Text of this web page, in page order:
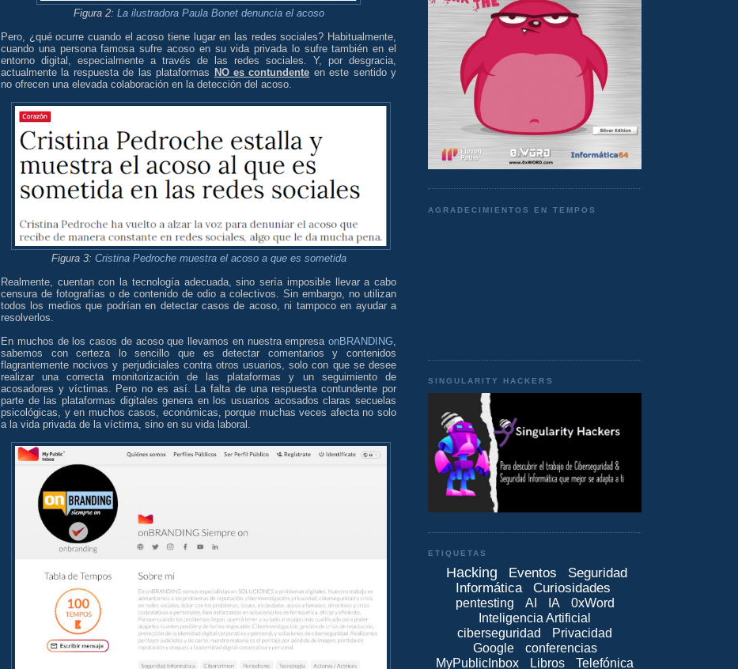
Figura 2: La ilustradora Paula Bonet denuncia el acoso
Pero, ¿qué ocurre cuando el acoso tiene lugar en las redes sociales? Habitualmente,
cuando una persona famosa sufre acoso en su vida privada lo sufre también en el
entorno digital, especialmente a través de las redes sociales. Y, por desgracia,
actualmente la respuesta de las plataformas NO es contundente en este sentido y
no ofrecen una elevada colaboración en la detección del acoso.
Figura 3: Cristina Pedroche muestra el acoso a que es sometida
Realmente, cuentan con la tecnología adecuada, sino sería imposible llevar a cabo
censura de fotografías o de contenido de odio a colectivos. Sin embargo, no utilizan
todos los medios que podrían en detectar casos de acoso, ni tampoco en ayudar a
resolverlos.
En muchos de los casos de acoso que llevamos en nuestra empresa onBRANDING
sabemos con certeza lo sencillo que es detectar comentarios y contenidos
flagrantemente nocivos y perjudiciales contra otros usuarios, solo con que se desee
realizar una correcta monitorización de las plataformas y un seguimiento de
acosadores y víctimas. Pero no es así. La falta de una respuesta contundente por
parte de las plataformas digitales genera en los usuarios acosados claras secuelas
psicológicas, y en muchos casos, económicas, porque muchas veces afecta no solo
a la vida privada de la víctima, sino en su vida laboral.
AGRADECIMIENTOS EN TEMPOS
SINGULARITY HACKERS
ETIQUETAS
Hacking Eventos
Seguridad
Informática
Curiosidades
pentesting AI IA
0xWord
Inteligencia Artificial
ciberseguridad
Privacidad
Google
conferencias
MyPublicInbox
Libros
Telefónica